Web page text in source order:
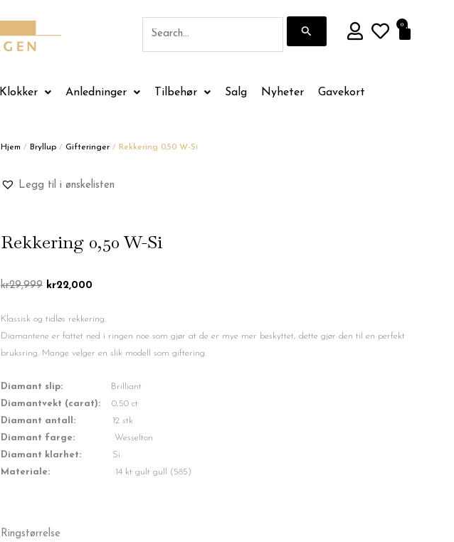
0
Klokker Anledninger Tilbehør Salg Nyheter Gavekort
Hjem / Bryllup / Gifteringer / Rekkering 0,50 W-Si
Legg til i ønskelisten
Rekkering 0,50 W-Si
kr29,999 Opprinnelig
var:
kr29,999.
kr22,000
er:
kr22,000.
Klassisk og tidløs rekkering.
Diamantene er fattet ned i ringen noe som gjør at de er mye mer beskyttet, dette gjør den til en perfekt
bruksring. Mange velger en slik modell som giftering.
Diamant slip: Brilliant
Diamantvekt (carat): 0,50 ct
Diamant antall: 12 stk
Diamant farge:
Wesselton
Diamant klarhet:
Si
Materiale:
14 kt gult gull (585)
Ringstørrelse
0,50